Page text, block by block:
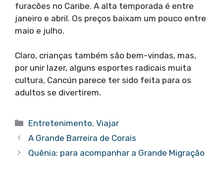
furacões no Caribe. A alta temporada é entre
janeiro e abril. Os preços baixam um pouco entre
maio e julho.
Claro, crianças também são bem-vindas, mas,
por unir lazer, alguns esportes radicais muita
cultura, Cancún parece ter sido feita para os
adultos se divertirem.
Categorias
Entretenimento,Viajar
A Grande Barreira de Corais
Quênia: para acompanhar a Grande Migração